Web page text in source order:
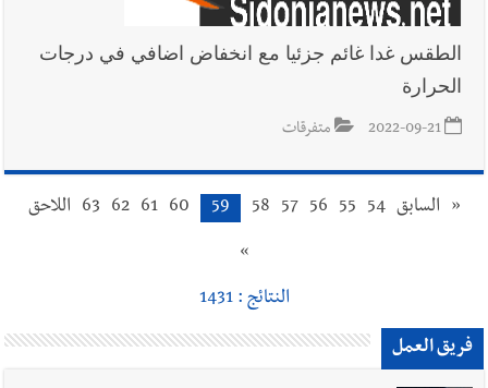
الطقس غدا غائم جزئيا مع انخفاض اضافي في درجات
الحرارة
2022-09-21 متفرقات
« السابق 54
55
56
57
58
59
60
61
62
63 اللاحق
»
النتائج : 1431
فريق العمل